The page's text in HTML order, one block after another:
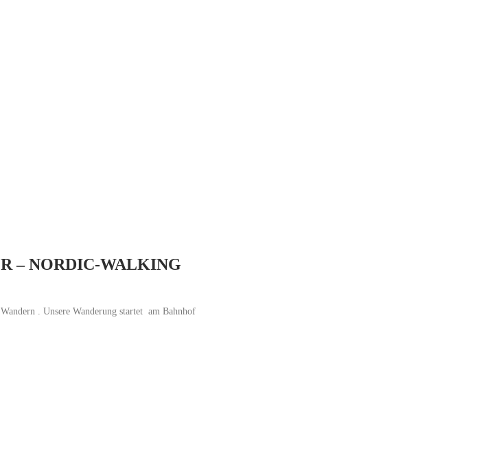
– NORDIC-WALKING
. Unsere Wanderung startet am Bahnhof